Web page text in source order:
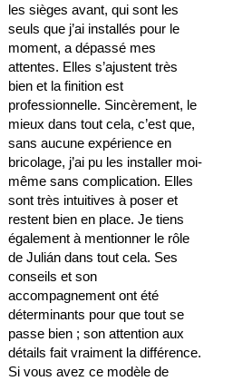
les sièges avant, qui sont les
seuls que j’ai installés pour le
moment, a dépassé mes
attentes. Elles s’ajustent très
bien et la finition est
professionnelle. Sincèrement, le
mieux dans tout cela, c’est que,
sans aucune expérience en
bricolage, j’ai pu les installer moi-
même sans complication. Elles
sont très intuitives à poser et
restent bien en place. Je tiens
également à mentionner le rôle
de Julián dans tout cela. Ses
conseils et son
accompagnement ont été
déterminants pour que tout se
passe bien ; son attention aux
détails fait vraiment la différence.
Si vous avez ce modèle de